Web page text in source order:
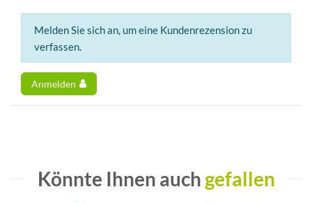
Melden Sie sich an, um eine Kundenrezension zu
verfassen.
Anmelden
Könnte Ihnen auch gefallen